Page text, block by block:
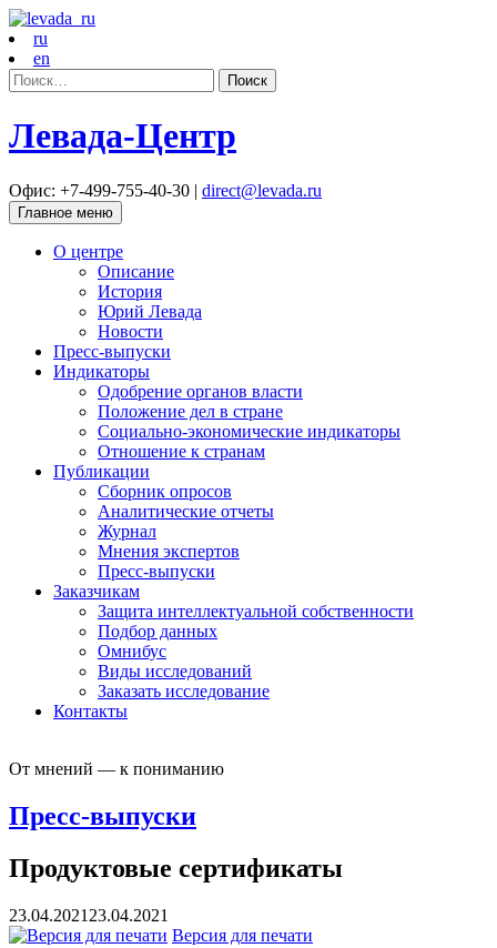
ru
en
Найти:
Левада-Центр
Офис: +7-499-755-40-30 | direct@levada.ru
Главное меню
О центре
Описание
История
Юрий Левада
Новости
Пресс-выпуски
Индикаторы
Одобрение органов власти
Положение дел в стране
Социально-экономические индикаторы
Отношение к странам
Публикации
Сборник опросов
Аналитические отчеты
Журнал
Мнения экспертов
Пресс-выпуски
Заказчикам
Защита интеллектуальной собственности
Подбор данных
Омнибус
Виды исследований
Заказать исследование
Контакты
От мнений — к пониманию
Пресс-выпуски
Продуктовые сертификаты
23.04.2021 23.04.2021
Версия для печати